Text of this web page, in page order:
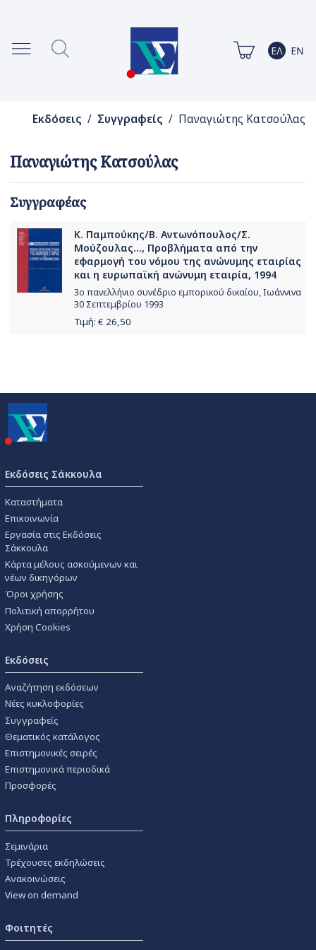
Εκδόσεις / Συγγραφείς / Παναγιώτης Κατσούλας
Παναγιώτης Κατσούλας
Συγγραφέας
Κ. Παμπούκης/Β. Αντωνόπουλος/Σ.
Μούζουλας..., Προβλήματα από την
εφαρμογή του νόμου της ανώνυμης εταιρίας
και η ευρωπαϊκή ανώνυμη εταιρία, 1994
3ο πανελλήνιο συνέδριο εμπορικού δικαίου, Ιωάννινα
30 Σεπτεμβρίου 1993
Τιμή: € 26,50
Εκδόσεις Σάκκουλα
Καταστήματα
Επικοινωνία
Εργασία στις Εκδόσεις
Σάκκουλα
Κάρτα μέλους ασκούμενων και
νέων δικηγόρων
Όροι χρήσης
Πολιτική απορρήτου
Χρήση Cookies
Εκδόσεις
Αναζήτηση εκδόσεων
Νέες κυκλοφορίες
Συγγραφείς
Θεματικός κατάλογος
Επιστημονικές σειρές
Επιστημονικά περιοδικά
Προσφορές
Πληροφορίες
Σεμινάρια
Τρέχουσες εκδηλώσεις
Ανακοινώσεις
View on demand
Φοιτητές